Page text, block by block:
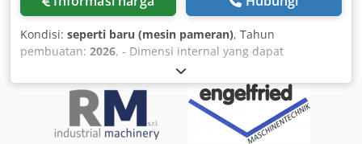
Kondisi: seperti baru (mesin pameran), Tahun
pembuatan: 2026, - Dimensi internal yang dapat
digunakan: D=900 mm T=580 mm (ukuran lain atas
permintaan) - Tekanan semprotan: 3,2 bar - Kapasitas
beban keranjang: 200 kg - Volume tangki: 130 L -
Perlengkapan standar: • Skimmer oli - Perangkat pemompa
• Rangka, tutup, dan bodi terbuat dari baja tahan karat